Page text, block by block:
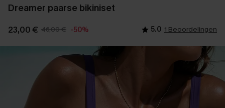
Dreamer paarse bikiniset
23,00 € 46,00 € -50% 5.0 1 Beoordelingen